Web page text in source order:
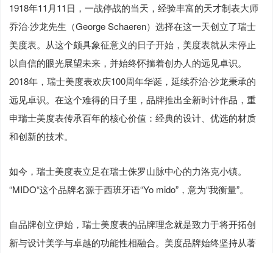
1918年11月11日，一战停战的当天，经验丰富的天才制表大师
乔治·沙龙先生（George Schaeren）选择在这一天创立了瑞士
美度表。从这个颇具象征意义的日子开始，美度表就从未停止
以自信的眼光展望未来，并始终怀揣着创办人的远见卓识。
2018年，瑞士美度表欢庆100周年华诞，延续乔治·沙龙秉承的
远见卓识。在这个难得的日子里，品牌推出全新时计作品，重
申瑞士美度表传承百年的核心价值：经典的设计、优选的材质
和创新的技术。
如今，瑞士美度表立足在瑞士侏罗山脉中心的力洛克小镇。
“MIDO“这个品牌名源于西班牙语“Yo mido”，意为“我衡量”。
自品牌创立伊始，瑞士美度表的品牌理念就是致力于将开拓创
新与设计美学与卓越的功能性相融合。美度品牌始终坚持从著